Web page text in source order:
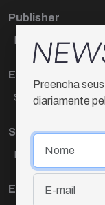
Publisher
Paulo Cesar de
Editora Chefe
Sueli Cotta
Sub-editora
Raquel Ayres
Equipe
Preencha
diariamente